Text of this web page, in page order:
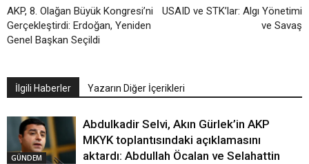
AKP, 8. Olağan Büyük Kongresi’ni
Gerçekleştirdi: Erdoğan, Yeniden
Genel Başkan Seçildi
USAID ve STK’lar: Algı Yönetimi
ve Savaş
İlgili Haberler Yazarın Diğer İçerikleri
GÜNDEM
Abdulkadir Selvi, Akın Gürlek’in AKP
MKYK toplantısındaki açıklamasını
aktardı: Abdullah Öcalan ve Selahattin